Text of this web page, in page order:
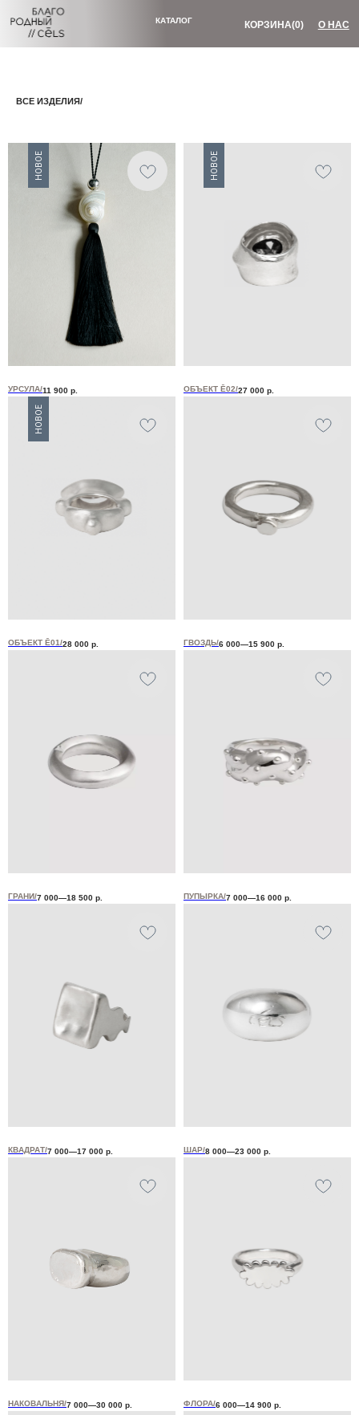
О НАС
(0)
КАТАЛОГ
ПОДАРОЧНЫЙ
СЕРТИФИКАТ
«ЭЛЕМЕНТ»
«ЛАВА»
БРАСЛЕТЫ
ДЛЯ ВОЛОС
КУЛОНЫ
КОЛЬЦА НА ФАЛАНГУ
СЕРЬГИ И КАФФЫ
КОЛЬЦА С КАМНЯМИ
БАЗОВЫЕ КОЛЬЦА
НОВИНКИ
украшения
ВСЕ ИЗДЕЛИЯ/
НОВОЕ
УРСУЛА/11 900 р.
НОВОЕ
ОБЪЕКТ Ē02/27 000 р.
НОВОЕ
ОБЪЕКТ Ē01/28 000 р. ГВОЗДЬ/6 000—15 900 р.
ГРАНИ/7 000—18 500 р. ПУПЫРКА/7 000—16 000 р.
КВАДРАТ/7 000—17 000 р. ШАР/8 000—23 000 р.
НАКОВАЛЬНЯ/7 000—30 000 р. ФЛОРА/6 000—14 900 р.